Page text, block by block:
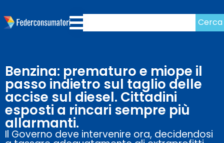
Cerca
Benzina: prematuro e miope il
passo indietro sul taglio delle
accise sul diesel. Cittadini
esposti a rincari sempre più
allarmanti.
Il Governo deve intervenire ora, decidendosi